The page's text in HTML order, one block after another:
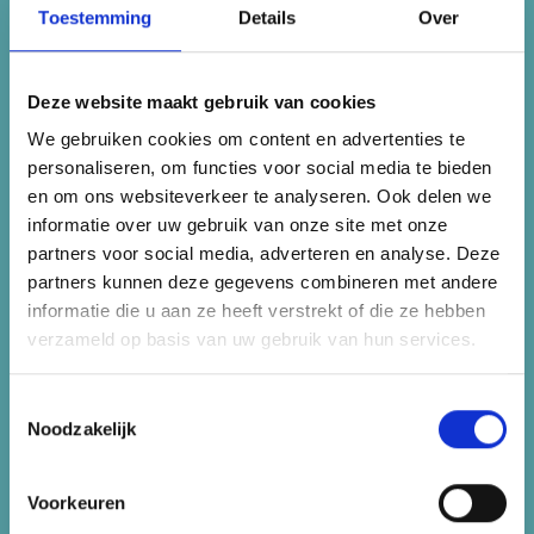
Toestemming Details Over
Deze website maakt gebruik van cookies
We gebruiken cookies om content en advertenties te
personaliseren, om functies voor social media te bieden
en om ons websiteverkeer te analyseren. Ook delen we
informatie over uw gebruik van onze site met onze
partners voor social media, adverteren en analyse. Deze
partners kunnen deze gegevens combineren met andere
informatie die u aan ze heeft verstrekt of die ze hebben
verzameld op basis van uw gebruik van hun services.
Noodzakelijk
Voorkeuren
Vitaalscan-scores aan jou te tonen.
VITR inzetten als
huisarts
Je kunt VITR ook zelf gebruiken. Zo is het
mogelijk om patiënten die in jouw opinie
baat zouden hebben bij intensievere
leefstijlbegeleiding, op VITR te wijzen.
VITR biedt Rotterdammers namelijk de
leefstijl te werken met ondersteuning